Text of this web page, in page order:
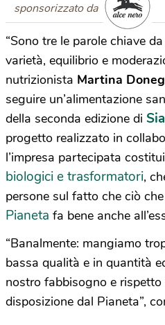
sponsorizzato da
“Sono tre le parole chiave
varietà, equilibrio e
nutrizionista Martina
seguire un’alimentazione
della seconda edizione di
progetto realizzato in
l’impresa partecipata
biologici e trasformatori,
persone sul fatto che ciò
Pianeta fa bene anche
“Banalmente: mangiamo
bassa qualità e in quantità
nostro fabbisogno e rispetto
disposizione dal Pianeta”,